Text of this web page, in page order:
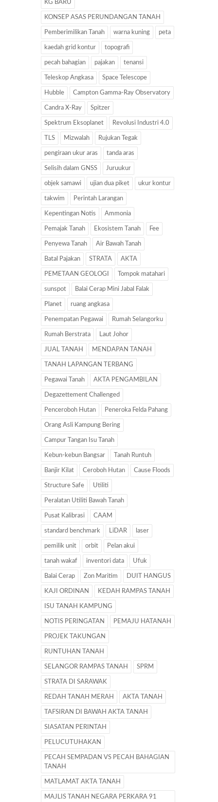
KG BARU
KONSEP ASAS PERUNDANGAN TANAH
Pemberimilikan Tanah warna kuning peta
kaedah grid kontur topografi
pecah bahagian pajakan tenansi
Teleskop Angkasa Space Telescope
Hubble Campton Gamma-Ray Observatory
Candra X-Ray Spitzer
Spektrum Eksoplanet Revolusi Industri 4.0
TLS Mizwalah Rujukan Tegak
pengiraan ukur aras tanda aras
Selisih dalam GNSS Juruukur
objek samawi ujian dua piket ukur kontur
takwim Perintah Larangan
Kepentingan Notis Ammonia
Pemajak Tanah Ekosistem Tanah Fee
Penyewa Tanah Air Bawah Tanah
Batal Pajakan STRATA AKTA
PEMETAAN GEOLOGI Tompok matahari
sunspot Balai Cerap Mini Jabal Falak
Planet ruang angkasa
Penempatan Pegawai Rumah Selangorku
Rumah Berstrata Laut Johor
JUAL TANAH MENDAPAN TANAH
TANAH LAPANGAN TERBANG
Pegawai Tanah AKTA PENGAMBILAN
Degazettement Challenged
Penceroboh Hutan Peneroka Felda Pahang
Orang Asli Kampung Bering
Campur Tangan Isu Tanah
Kebun-kebun Bangsar Tanah Runtuh
Banjir Kilat Ceroboh Hutan Cause Floods
Structure Safe Utiliti
Peralatan Utiliti Bawah Tanah
Pusat Kalibrasi CAAM
standard benchmark LiDAR laser
pemilik unit orbit Pelan akui
tanah wakaf inventori data Ufuk
Balai Cerap Zon Maritim DUIT HANGUS
KAJI ORDINAN KEDAH RAMPAS TANAH
ISU TANAH KAMPUNG
NOTIS PERINGATAN PEMAJU HATANAH
PROJEK TAKUNGAN
RUNTUHAN TANAH
SELANGOR RAMPAS TANAH SPRM
STRATA DI SARAWAK
REDAH TANAH MERAH AKTA TANAH
TAFSIRAN DI BAWAH AKTA TANAH
SIASATAN PERINTAH
PELUCUTUHAKAN
PECAH SEMPADAN VS PECAH BAHAGIAN
TANAH
MATLAMAT AKTA TANAH
MAJLIS TANAH NEGARA PERKARA 91